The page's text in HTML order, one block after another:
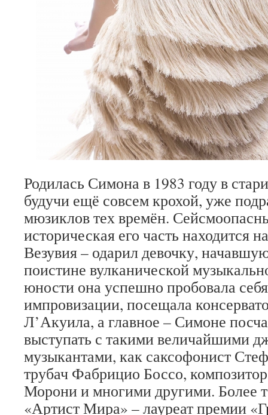
Родилась Симона в 1983 году в
будучи ещё совсем крохой, уже
мюзиклов тех времён.
историческая его часть находится
Везувия – одарил девочку,
поистине вулканической
юности она успешно пробовала
импровизации, посещала
Л’Акуила, а главное – Симоне
выступать с такими величайшими
музыкантами, как саксофонист
трубач Фабрицио Боссо,
Морони и многими другими. Более
«Артист Мира» – лауреат премии